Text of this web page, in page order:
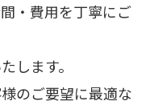
・費用を丁寧にご
します。
のご要望に最適な